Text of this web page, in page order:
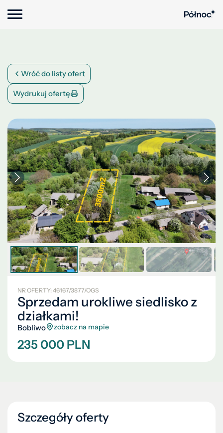
Wróć do listy ofert
Wydrukuj ofertę
NR OFERTY: 46167/3877/OGS
Sprzedam urokliwe siedlisko z
działkami!
Bobliwo zobacz na mapie
235 000 PLN
Szczegóły oferty